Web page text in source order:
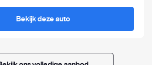
Bekijk deze auto